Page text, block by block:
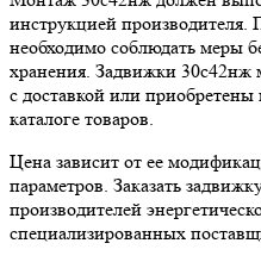
инструкцией производителя.
необходимо соблюдать меры
хранения. Задвижки 30с42нж
с доставкой или приобретены
каталоге товаров.
Цена зависит от ее
параметров. Заказать
производителей
специализированных